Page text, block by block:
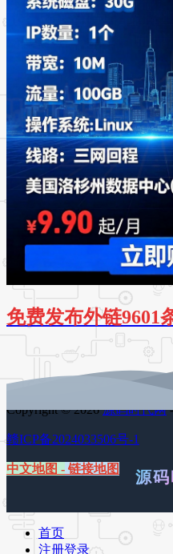
免费发布外链9601
Copyright © 2026源码时代网-
赣ICP备2024033506号-1
中文地图 - 链接地图 源码
首页
注册登录